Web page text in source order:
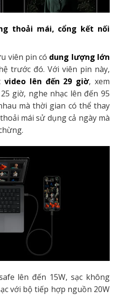
thoải mái, cổng kết nối
viên pin có dung lượng lớn
trước đó. Với viên pin này,
video lên đến 29 giờ, xem
giờ, nghe nhạc lên đến 95
mà thời gian có thể thay
mái sử dụng cả ngày mà
lên đến 15W, sạc không
với bộ tiếp hợp nguồn 20W